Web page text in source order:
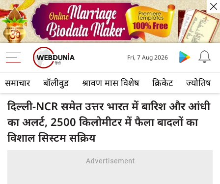
समाचार बॉलीवुड श्रावण मास विशेष क्रिकेट ज्योतिष
Fri, 7 Aug 2026
दिल्ली-NCR समेत उत्तर भारत में बारिश और आंधी
का अलर्ट, 2500 किलोमीटर में फैला बादलों का
विशाल सिस्टम सक्रिय